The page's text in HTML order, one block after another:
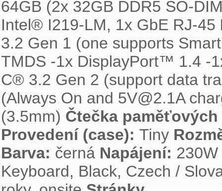
64GB (2x 32GB DDR5 SO-
Intel® I219-LM, 1x GbE RJ-45
3.2 Gen 1 (one supports
TMDS -1x DisplayPort™ 1.4 -
C® 3.2 Gen 2 (support data
(Always On and 5V@2.1A
(3.5mm) Čtečka
Provedení (case): Tiny
Barva: černá Napájení:
Keyboard, Black, Czech /